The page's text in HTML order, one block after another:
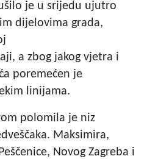
je u srijedu ujutro
dijelovima grada,
a zbog jakog vjetra i
poremećen je
linijama.
polomila je niz
Maksimira,
Novog Zagreba i